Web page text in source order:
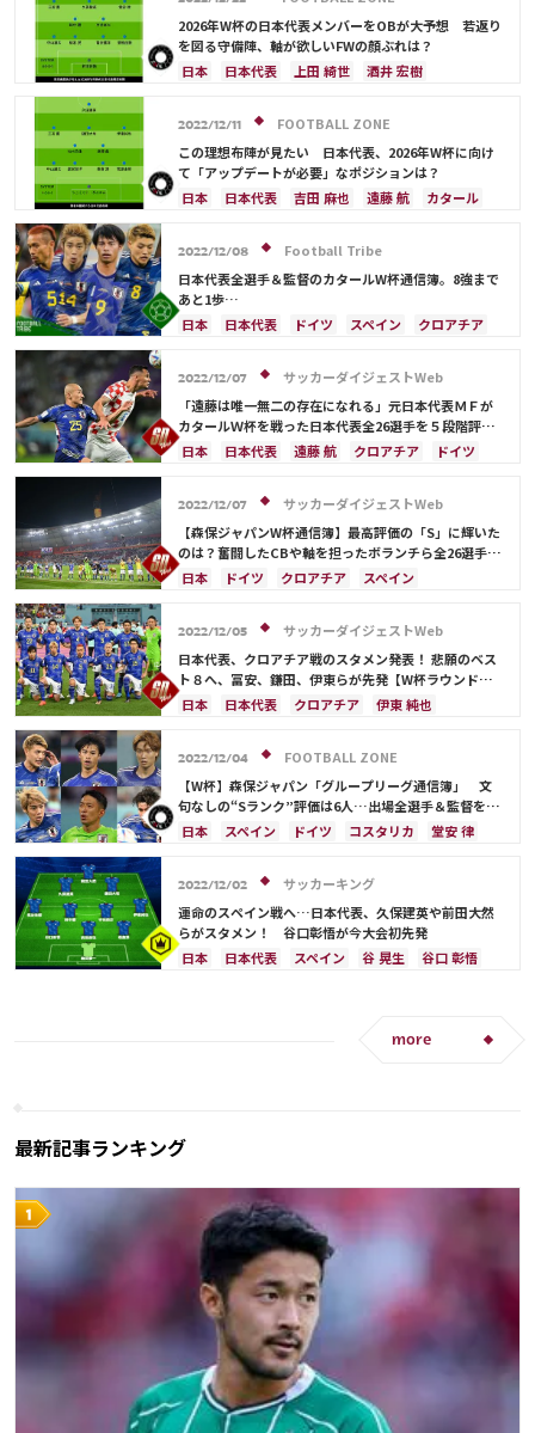
2026年W杯の日本代表メンバーをOBが大予想 若返り
を図る守備陣、軸が欲しいFWの顔ぶれは？
日本
日本代表 上田 綺世
酒井 宏樹
権田 修一
シュミット・ダニエル
板倉 滉
前田 大然 遠藤 航
大迫 勇也
クロアチア
オランダ カナダ
メキシコ
アメリカ
コスタリカ 長友 佑都
吉田 麻也
浅野 拓磨
守田 英正 三笘 薫
久保 建英
鎌田 大地 堂安 律
伊藤 洋輝
町野 修斗
2022/12/11
FOOTBALL ZONE
この理想布陣が見たい 日本代表、2026年W杯に向け
て「アップデートが必要」なポジションは？
日本
日本代表 吉田 麻也 遠藤 航
カタール
長友 佑都
酒井 宏樹 クロアチア
カナダ
メキシコ アメリカ
川島 永嗣
コスタリカ
中山 雄太
伊東 純也 守田 英正
三笘 薫
板倉 滉
堂安 律 前田 大然
冨安 健洋
伊藤 洋輝
町野 修斗
2022/12/08
Football Tribe
日本代表全選手＆監督のカタールW杯通信簿。8強まで
あと1歩…
日本
日本代表 ドイツ スペイン
クロアチア
遠藤 航
フランス 山根 視来
柴崎 岳
伊東 純也
南野 拓実 守田 英正
三笘 薫
田中 碧
久保 建英 鎌田 大地
酒井 宏樹
冨安 健洋
町野 修斗 ベルギー
イングランド
吉田 麻也
谷口 彰悟 浅野 拓磨
上田 綺世
板倉 滉
前田 大然 相馬 勇紀
伊藤 洋輝
ポルトガル
マヌエル・ノイアー
アンス・ファティ
2022/12/07
サッカーダイジェストWeb
「遠藤は唯一無二の存在になれる」元日本代表ＭＦが
カタールＷ杯を戦った日本代表全26選手を５段階評
価！「ただひとりの“Ｓ”は…」
日本 日本代表 遠藤 航 クロアチア
ドイツ
伊東 純也
守田 英正 三笘 薫
酒井 宏樹
前田 大然
カナダ 川島 永嗣
権田 修一
シュミット・ダニエル
谷 晃生
長友 佑都
谷口 彰悟
山根 視来 柴崎 岳
浅野 拓磨
鎌田 大地
板倉 滉 堂安 律
冨安 健洋
相馬 勇紀
伊藤 洋輝 町野 修斗
2022/12/07
サッカーダイジェストWeb
【森保ジャパンW杯通信簿】最高評価の「S」に輝いた
のは？奮闘したCBや軸を担ったボランチら全26選手を
査定
日本 ドイツ クロアチア
スペイン
三笘 薫
ベルギー イングランド
川島 永嗣
シュミット・ダニエル
谷 晃生
長友 佑都
守田 英正
田中 碧 堂安 律
前田 大然
ポルトガル
日本代表 谷口 彰悟
山根 視来
南野 拓実
上田 綺世 久保 建英
マヌエル・ノイアー
酒井 宏樹
板倉 滉
冨安 健洋
遠藤 航 相馬 勇紀
伊藤 洋輝
町野 修斗
2022/12/05
サッカーダイジェストWeb
日本代表、クロアチア戦のスタメン発表！ 悲願のベス
ト８へ、冨安、鎌田、伊東らが先発【W杯ラウンド
16】
日本 日本代表 クロアチア
伊東 純也
スペイン
イングランド ベルギー
川島 永嗣
コスタリカ
権田 修一
シュミット・ダニエル
谷 晃生
長友 佑都
吉田 麻也
谷口 彰悟 山根 視来
柴崎 岳
上田 綺世
田中 碧 酒井 宏樹
前田 大然
遠藤 航 相馬 勇紀
伊藤 洋輝
町野 修斗
2022/12/04
FOOTBALL ZONE
【W杯】森保ジャパン「グループリーグ通信簿」 文
句なしの“Sランク”評価は6人…出場全選手＆監督を査
定
日本 スペイン ドイツ コスタリカ
堂安 律
田中 碧
鎌田 大地 冨安 健洋
長友 佑都
谷口 彰悟 伊東 純也
上田 綺世
久保 建英
板倉 滉 前田 大然
遠藤 航
相馬 勇紀
伊藤 洋輝 カタール
川島 永嗣
2022/12/02
サッカーキング
運命のスペイン戦へ…日本代表、久保建英や前田大然
らがスタメン！ 谷口彰悟が今大会初先発
日本
日本代表 スペイン 谷 晃生
谷口 彰悟
遠藤 航
more
最新記事ランキング